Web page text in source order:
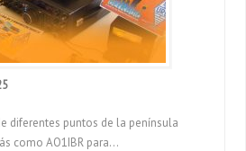
diferentes puntos de la península
como AO1IBR para...